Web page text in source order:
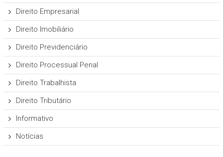
Direito Empresarial
Direito Imobiliário
Direito Previdenciário
Direito Processual Penal
Direito Trabalhista
Direito Tributário
Informativo
Notícias